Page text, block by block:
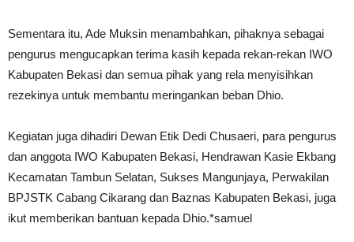
Sementara itu, Ade Muksin menambahkan, pihaknya sebagai
pengurus mengucapkan terima kasih kepada rekan-rekan IWO
Kabupaten Bekasi dan semua pihak yang rela menyisihkan
rezekinya untuk membantu meringankan beban Dhio.
Kegiatan juga dihadiri Dewan Etik Dedi Chusaeri, para pengurus
dan anggota IWO Kabupaten Bekasi, Hendrawan Kasie Ekbang
Kecamatan Tambun Selatan, Sukses Mangunjaya, Perwakilan
BPJSTK Cabang Cikarang dan Baznas Kabupaten Bekasi, juga
ikut memberikan bantuan kepada Dhio.*samuel